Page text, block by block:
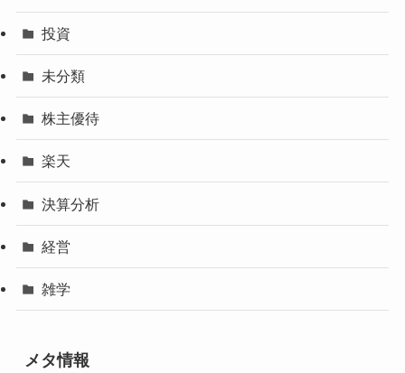
投資
未分類
株主優待
楽天
決算分析
経営
雑学
メタ情報